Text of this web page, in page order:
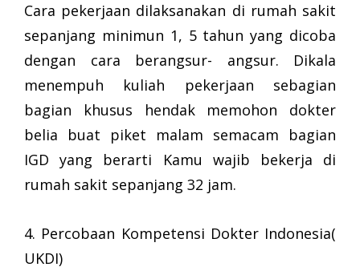
Cara pekerjaan dilaksanakan di rumah sakit
sepanjang minimun 1, 5 tahun yang dicoba
dengan cara berangsur- angsur. Dikala
menempuh kuliah pekerjaan sebagian
bagian khusus hendak memohon dokter
belia buat piket malam semacam bagian
IGD yang berarti Kamu wajib bekerja di
rumah sakit sepanjang 32 jam.
4. Percobaan Kompetensi Dokter Indonesia(
UKDI)